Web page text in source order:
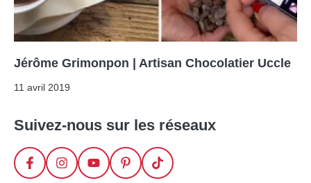
Jérôme Grimonpon | Artisan Chocolatier Uccle
11 avril 2019
Suivez-nous sur les réseaux